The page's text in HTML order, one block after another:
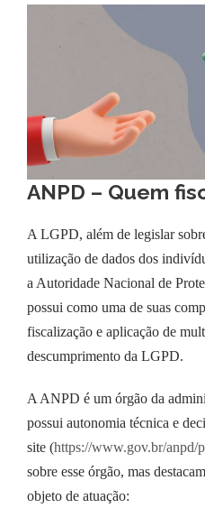
ANPD – Quem
A LGPD, além de legislar
utilização de dados dos
a Autoridade Nacional de
possui como uma de suas
fiscalização e aplicação de
descumprimento da LGPD.
A ANPD é um órgão da
possui autonomia técnica e
site (https://www.gov.br/anpd/
sobre esse órgão, mas
objeto de atuação: